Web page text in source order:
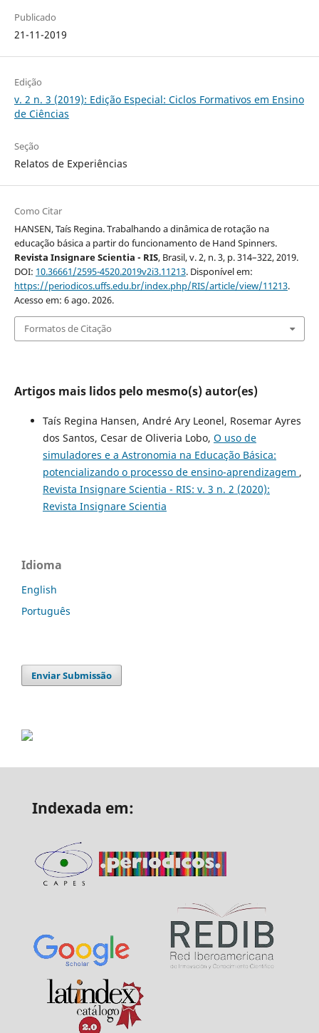
Publicado
21-11-2019
Edição
v. 2 n. 3 (2019): Edição Especial: Ciclos Formativos em Ensino
de Ciências
Seção
Relatos de Experiências
Como Citar
HANSEN, Taís Regina. Trabalhando a dinâmica de rotação na
educação básica a partir do funcionamento de Hand Spinners.
Revista Insignare Scientia - RIS, Brasil, v. 2, n. 3, p. 314–322, 2019.
DOI: 10.36661/2595-4520.2019v2i3.11213. Disponível em:
https://periodicos.uffs.edu.br/index.php/RIS/article/view/11213.
Acesso em: 6 ago. 2026.
Formatos de Citação
Artigos mais lidos pelo mesmo(s) autor(es)
Taís Regina Hansen, André Ary Leonel, Rosemar Ayres
dos Santos, Cesar de Oliveria Lobo, O uso de
simuladores e a Astronomia na Educação Básica:
potencializando o processo de ensino-aprendizagem ,
Revista Insignare Scientia - RIS: v. 3 n. 2 (2020):
Revista Insignare Scientia
Idioma
English
Português
Enviar Submissão
Indexada em: